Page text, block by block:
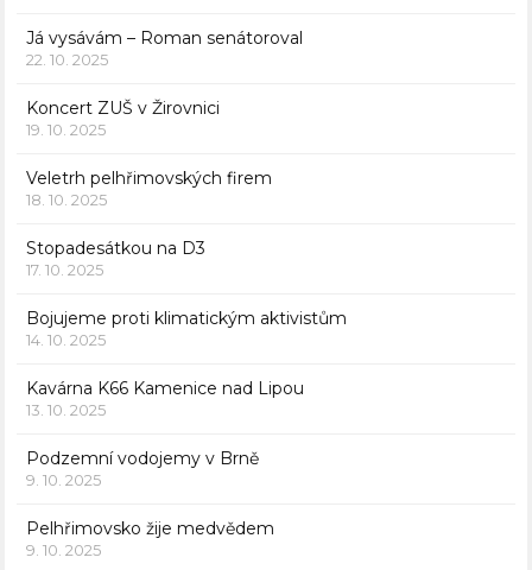
Já vysávám – Roman senátoroval
22. 10. 2025
Koncert ZUŠ v Žirovnici
19. 10. 2025
Veletrh pelhřimovských firem
18. 10. 2025
Stopadesátkou na D3
17. 10. 2025
Bojujeme proti klimatickým aktivistům
14. 10. 2025
Kavárna K66 Kamenice nad Lipou
13. 10. 2025
Podzemní vodojemy v Brně
9. 10. 2025
Pelhřimovsko žije medvědem
9. 10. 2025